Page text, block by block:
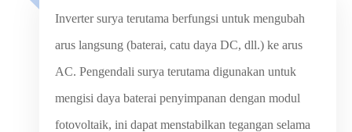
Inverter surya terutama berfungsi untuk mengubah
arus langsung (baterai, catu daya DC, dll.) ke arus
AC. Pengendali surya terutama digunakan untuk
mengisi daya baterai penyimpanan dengan modul
fotovoltaik, ini dapat menstabilkan tegangan selama